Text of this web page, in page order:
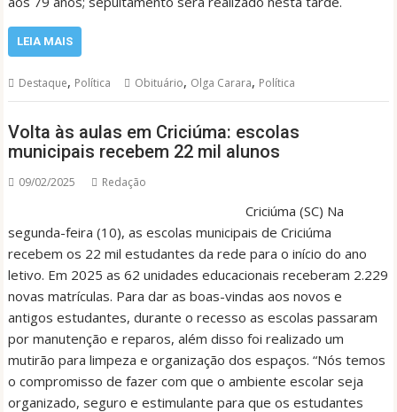
LEIA MAIS
Destaque, Política Obituário, Olga Carara, Política
Volta às aulas em Criciúma: escolas
municipais recebem 22 mil alunos
09/02/2025 Redação
Criciúma (SC) Na
segunda-feira (10), as escolas municipais de Criciúma
recebem os 22 mil estudantes da rede para o início do ano
letivo. Em 2025 as 62 unidades educacionais receberam 2.229
novas matrículas. Para dar as boas-vindas aos novos e
antigos estudantes, durante o recesso as escolas passaram
por manutenção e reparos, além disso foi realizado um
mutirão para limpeza e organização dos espaços. “Nós temos
o compromisso de fazer com que o ambiente escolar seja
organizado, seguro e estimulante para que os estudantes